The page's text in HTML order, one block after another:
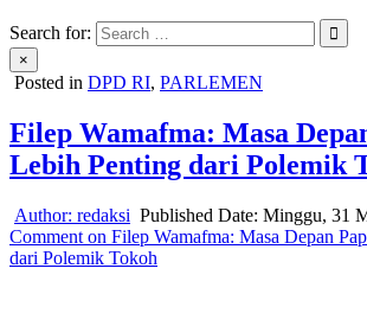
Search for:
×
Posted in DPD RI, PARLEMEN
Filep Wamafma: Masa
Lebih Penting dari Polemik
Author: redaksi Published Date: Minggu, 31
Comment on Filep Wamafma: Masa Depan
dari Polemik Tokoh